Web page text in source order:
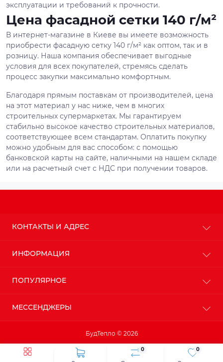
0 0
эксплуатации и требований к прочности.
Цена фасадной сетки 140 г/м²
В интернет-магазине в Киеве вы имеете возможность
приобрести фасадную сетку 140 г/м² как оптом, так и в
розницу. Наша компания обеспечивает выгодные
условия для всех покупателей, стремясь сделать
процесс закупки максимально комфортным.
Благодаря прямым поставкам от производителей, цена
на этот материал у нас ниже, чем в многих
строительных супермаркетах. Мы гарантируем
стабильно высокое качество строительных материалов,
соответствующее всем стандартам. Оплатить покупку
можно удобным для вас способом: с помощью
банковской карты на сайте, наличными на нашем складе
или на расчетный счет с НДС при получении товаров.
КОНТАКТЫ И АДРЕС
Пн-Пт: с 9до 18
ИНФОРМАЦИЯ
Доставка
Политика конфиденциальности
ПОПУЛЯРНОЕ
Пенополистирол
МЕССЕНДЖЕРЫ
Viber
БудТепло © 2026